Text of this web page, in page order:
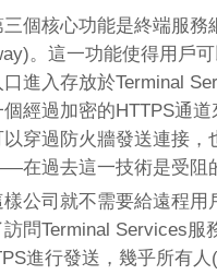
核心功能是終端服務
。這一功能使得用戶
進入存放於Terminal
經過加密的HTTPS通道
穿過防火牆發送連接，
在過去這一技術是受阻
司就不需要給遠程用
訪問Terminal Services服
進行發送，幾乎所有